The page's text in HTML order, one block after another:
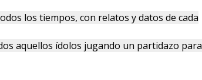
los tiempos, con relatos y datos de cada
aquellos ídolos jugando un partidazo para